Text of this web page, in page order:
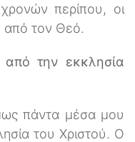
περίπου, οι
από τον Θεό.
από την εκκλησία
πάντα μέσα μου
του Χριστού. Ο